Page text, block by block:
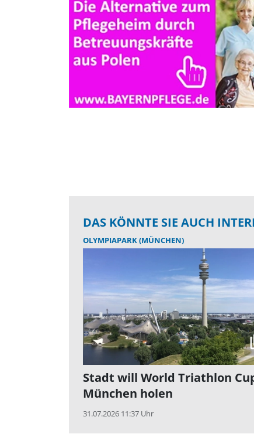
DAS KÖNNTE SIE AUCH
OLYMPIAPARK (MÜNCHEN)
Stadt will World Triathlon
München holen
31.07.2026 11:37 Uhr